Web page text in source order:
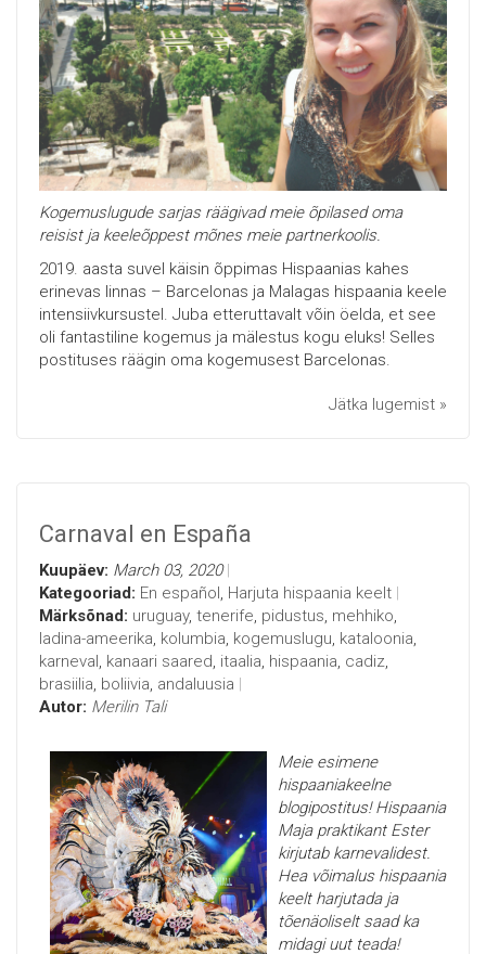
Kogemuslugude sarjas räägivad meie õpilased oma
reisist ja keeleõppest mõnes meie partnerkoolis.
2019. aasta suvel käisin õppimas Hispaanias kahes
erinevas linnas – Barcelonas ja Malagas hispaania keele
intensiivkursustel. Juba etteruttavalt võin öelda, et see
oli fantastiline kogemus ja mälestus kogu eluks! Selles
postituses räägin oma kogemusest Barcelonas.
Jätka lugemist »
Carnaval en España
Kuupäev: March 03, 2020
Kategooriad: En español, Harjuta hispaania keelt
Märksõnad: uruguay, tenerife, pidustus, mehhiko,
ladina-ameerika, kolumbia, kogemuslugu, kataloonia,
karneval, kanaari saared, itaalia, hispaania, cadiz,
brasiilia, boliivia, andaluusia
Autor: Merilin Tali
Meie esimene
hispaaniakeelne
blogipostitus! Hispaania
Maja praktikant Ester
kirjutab karnevalidest.
Hea võimalus hispaania
keelt harjutada ja
tõenäoliselt saad ka
midagi uut teada!